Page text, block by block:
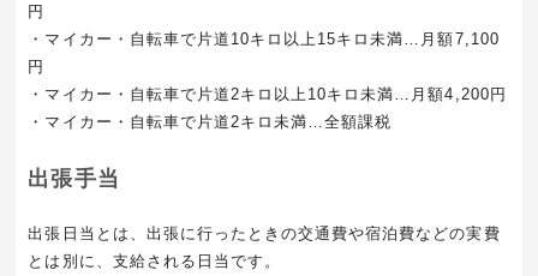
円
・マイカー・自転車で片道10キロ以上15キロ未満…月額7,100
円
・マイカー・自転車で片道2キロ以上10キロ未満…月額4,200円
・マイカー・自転車で片道2キロ未満…全額課税
出張手当
出張日当とは、出張に行ったときの交通費や宿泊費などの実費
とは別に、支給される日当です。